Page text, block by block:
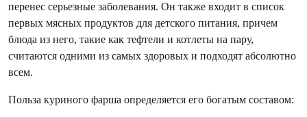
перенес серьезные заболевания. Он также входит в список
первых мясных продуктов для детского питания, причем
блюда из него, такие как тефтели и котлеты на пару,
считаются одними из самых здоровых и подходят абсолютно
всем.
Польза куриного фарша определяется его богатым составом: